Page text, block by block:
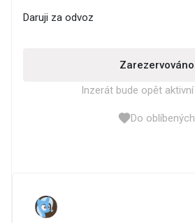
Daruji za odvoz
Zarezervováno
Inzerát bude opět aktivní
Do oblíbených